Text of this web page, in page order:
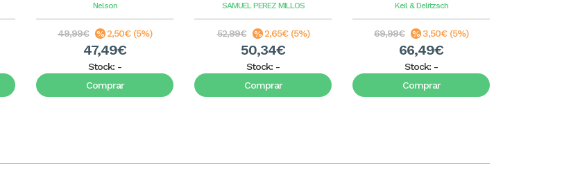
Nelson
49,99€ 2,50€ (5%)
47,49€
Stock: -
Comprar
SAMUEL PEREZ MILLOS
52,99€ 2,65€ (5%)
50,34€
Stock: -
Comprar
Keil & Delitzsch
69,99€ 3,50€ (5%)
66,49€
Stock: -
Comprar